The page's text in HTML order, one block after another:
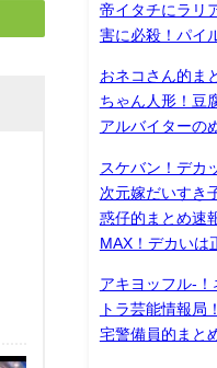
帝イタチにラリ
害に必殺！パイ
おネコさん的ま
ちゃん人形！豆
アルバイターの
スケバン！デカ
次元嫁だいすき
惑仔的まとめ速
MAX！デカいは
アキヨッフル-
トラ芸能情報局
宅警備員的まと